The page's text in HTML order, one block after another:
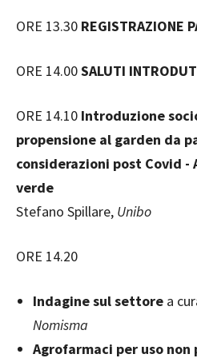
ORE 13.30 REGISTRAZIONE
ORE 14.00SALUTI
ORE 14.10 Introduzione
propensione al garden da
considerazioni post Covid
verde
Stefano Spillare, Unibo
ORE 14.20
Indagine sul settore a
Nomisma
Agrofarmaci per uso